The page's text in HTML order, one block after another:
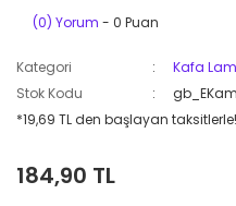
(0) Yorum - 0 Puan
Kategori
Kafa
Stok Kodu
*19,69 TL den başlayan
184,90 TL